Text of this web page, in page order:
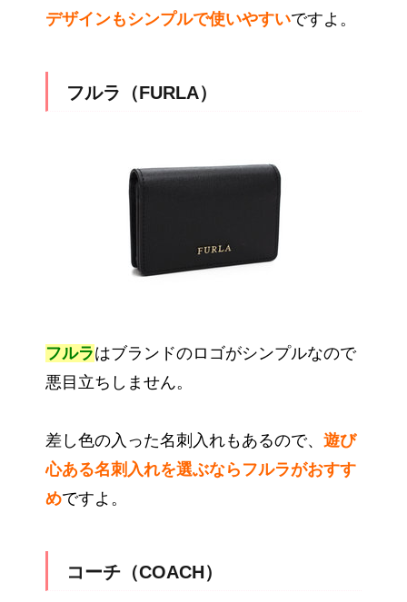
デザインもシンプルで使いやすいですよ。
フルラ（FURLA）
フルラはブランドのロゴがシンプルなので
悪目立ちしません。
差し色の入った名刺入れもあるので、 遊び
心ある名刺入れを選ぶならフルラがおすす
めですよ。
コーチ（COACH）